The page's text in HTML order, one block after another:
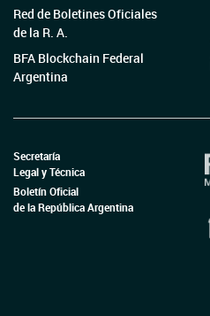
Red de Boletines Oficiales
de la R. A.
BFA Blockchain Federal
Argentina
Secretaría
Legal y Técnica
Boletín Oficial
de la República Argentina